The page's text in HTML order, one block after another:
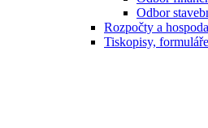
Odbor
Rozpočty a
Tiskopisy, formuláře